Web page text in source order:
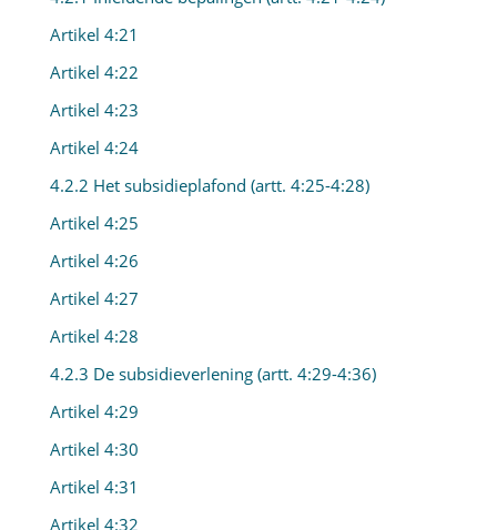
Artikel 4:21
Artikel 4:22
Artikel 4:23
Artikel 4:24
4.2.2 Het subsidieplafond (artt. 4:25-4:28)
Artikel 4:25
Artikel 4:26
Artikel 4:27
Artikel 4:28
4.2.3 De subsidieverlening (artt. 4:29-4:36)
Artikel 4:29
Artikel 4:30
Artikel 4:31
Artikel 4:32